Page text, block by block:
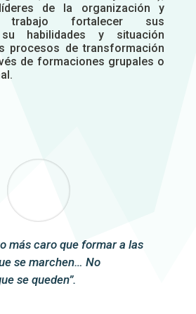
de la organización y
fortalecer sus
su habilidades y situación
procesos de transformación
de formaciones grupales o
más caro que formar a las
se marchen… No
se queden”.